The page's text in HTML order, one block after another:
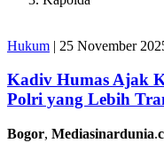
Hukum | 25 November
Kadiv Humas Ajak
Polri yang Lebih
Bogor, Mediasinardunia.